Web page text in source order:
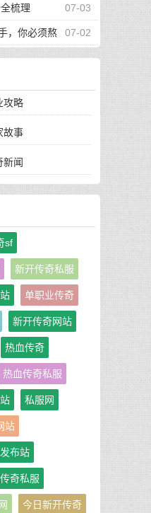
07-03
梳理
07-02
，你必须熬
攻略
故事
新闻
sf
新开传奇私服
单职业传奇
新开传奇网站
热血传奇
热血传奇私服
私服网
站
布站
奇私服
今日新开传奇